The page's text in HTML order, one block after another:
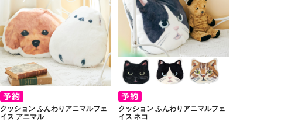
クッション ふんわりアニマルフェ
イス アニマル
クッション ふんわりアニマルフェ
イス ネコ